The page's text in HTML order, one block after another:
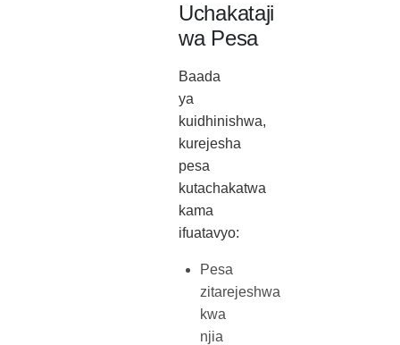
Uchakataji
wa Pesa
Baada
ya
kuidhinishwa,
kurejesha
pesa
kutachakatwa
kama
ifuatavyo:
Pesa
zitarejeshwa
kwa
njia